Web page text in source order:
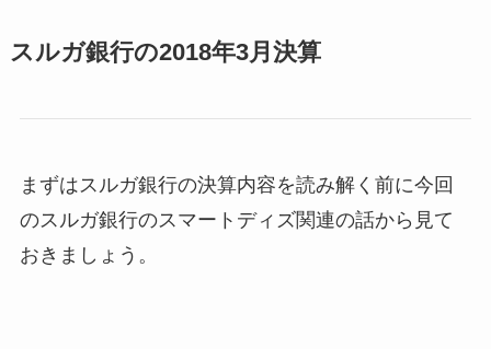
スルガ銀行の2018年3月決算
まずはスルガ銀行の決算内容を読み解く前に今回
のスルガ銀行のスマートディズ関連の話から見て
おきましょう。